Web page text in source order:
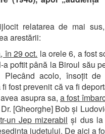
relatarea de mai
arestării:
în 29 oct. la orele 6, a fost
poftit până la Biroul său
Plecând acolo, însoțit
fost prevenit că va fi
asupra sa,a fost
[Gheorghe] Bob și
un Jep mizerabil și dus la
județului. De aici a